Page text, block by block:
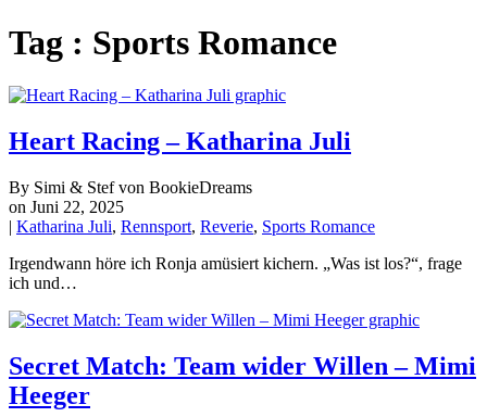
Tag : Sports Romance
Heart Racing – Katharina Juli
By Simi & Stef von BookieDreams
on Juni 22, 2025
| Katharina Juli, Rennsport, Reverie, Sports Romance
Irgendwann höre ich Ronja amüsiert kichern. „Was ist los?“, frage
ich und…
Secret Match: Team wider Willen – Mimi
Heeger